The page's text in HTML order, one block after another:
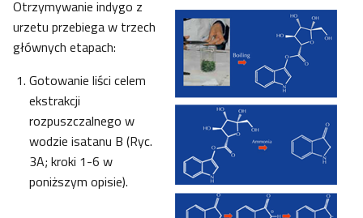
Otrzymywanie indygo z
urzetu przebiega w trzech
głównych etapach:
Gotowanie liści celem
ekstrakcji
rozpuszczalnego w
wodzie isatanu B (Ryc.
3A; kroki 1-6 w
poniższym opisie).